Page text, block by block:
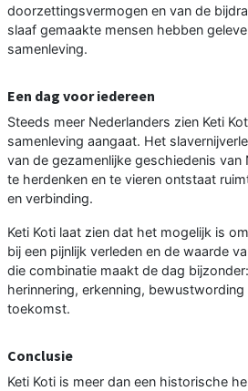
doorzettingsvermogen en van de
slaaf gemaakte mensen hebben
samenleving.
Een dag voor iedereen
Steeds meer Nederlanders zien Keti
samenleving aangaat. Het
van de gezamenlijke geschiedenis van
te herdenken en te vieren ontstaat
en verbinding.
Keti Koti laat zien dat het mogelijk is
bij een pijnlijk verleden en de waarde
die combinatie maakt de dag
herinnering, erkenning,
toekomst.
Conclusie
Keti Koti is meer dan een historische